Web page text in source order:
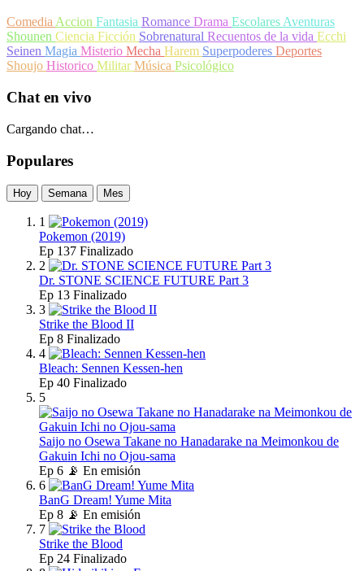
ComediaAccion Fantasia Romance Drama EscolaresAventuras
Shounen Ciencia Ficción Sobrenatural Recuentos de la vida Ecchi
Seinen Magia Misterio Mecha Harem Superpoderes Deportes
Shoujo Historico MilitarMúsica Psicológico
Chat en vivo
Cargando chat…
Populares
Hoy Semana Mes
1
Pokemon (2019)
Ep 137 Finalizado
2
Dr. STONE SCIENCE FUTURE Part 3
Ep 13 Finalizado
3
Strike the Blood II
Ep 8 Finalizado
4
Bleach: Sennen Kessen-hen
Ep 40 Finalizado
5
Saijo no Osewa Takane no Hanadarake na Meimonkou de
Gakuin Ichi no Ojou-sama
Ep 6 📡 En emisión
6
BanG Dream! Yume Mita
Ep 8 📡 En emisión
7
Strike the Blood
Ep 24 Finalizado